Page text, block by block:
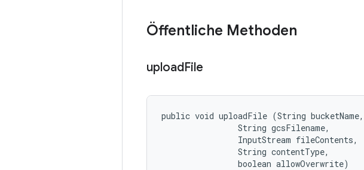
Öffentliche Methoden
uploadFile
public void uploadFile (String bucketName,
                String gcsFilename,
                InputStream fileContents,
                String contentType,
                boolean allowOverwrite)